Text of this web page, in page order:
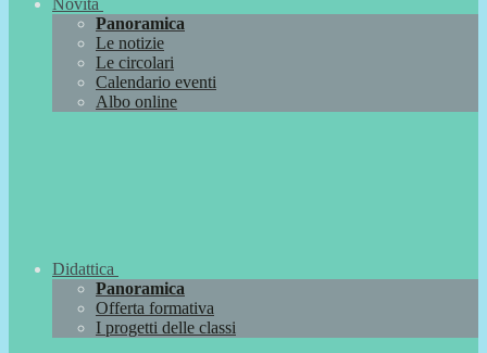
Novità
Panoramica
Le notizie
Le circolari
Calendario eventi
Albo online
Didattica
Panoramica
Offerta formativa
I progetti delle classi